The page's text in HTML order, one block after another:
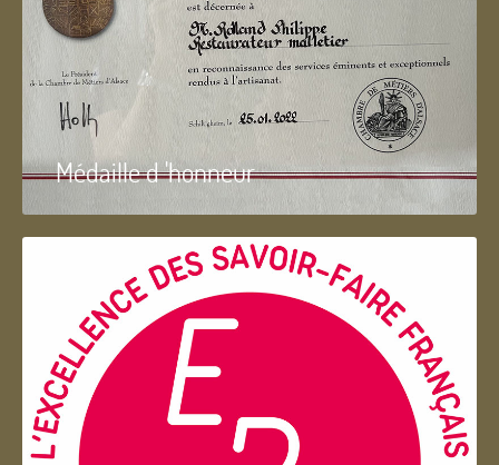
Médaille d 'honneur